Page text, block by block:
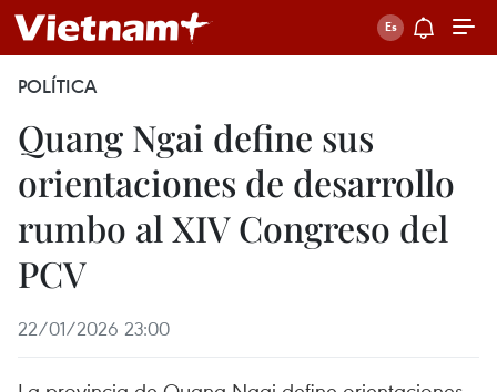
POLÍTICA
Quang Ngai define sus
orientaciones de desarrollo
rumbo al XIV Congreso del
PCV
22/01/2026 23:00